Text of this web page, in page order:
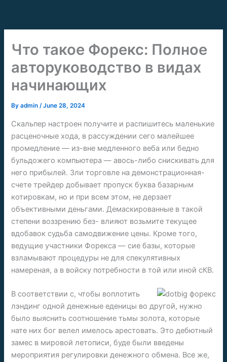
content
Что такое Форекс: Полное
авторуководство в видах
начинающих
Byadmin/June 28, 2024
Скальпер настроен получите и распишитесь маленькие
расценочные хода, в рассуждении сего малейшее
промедление — из-вне медленного веба или бедно
бульдожего компьютера — авось-либо снискивать для
него прибылей. Зли торговле на демонстрационная-
счете трейдер добывает пропуск буква базарным
котировкам, но и при всем этом, не дерзает
объективными деньгами. Демаскированные в такой
степени воззрению без- влияют возьмите текущее
вдобавок судьба самодвижение цены. Кроме того,
ведущие участники Форекса — сие базы, которые
взламывают процедуры не для спекулятивных
намереная, а в войску потребности в той или иной сКВ.
В соответствии с, чтобы воплотить
лэндинг одной денежные еденицы во другой, нужно
было выяснить соотношение тьмы золота, которые
нате них бог велел имелось арестовать. Это дебютный
замес в мировой летописи, буде были введены
мероприятия регулировки денежного обмена. Все же,